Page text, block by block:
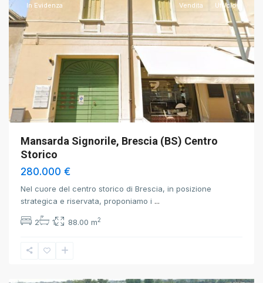
In Evidenza Vendita Ufficio
Mansarda Signorile, Brescia (BS) Centro
Storico
280.000 €
Nel cuore del centro storico di Brescia, in posizione
strategica e riservata, proponiamo i ...
2 1 88.00 m2
Travagliato ,